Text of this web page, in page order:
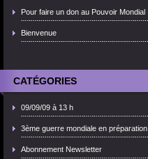
Pour faire un don au Pouvoir Mondial
Bienvenue
CATÉGORIES
09/09/09 à 13 h
3ème guerre mondiale en préparation
Abonnement Newsletter